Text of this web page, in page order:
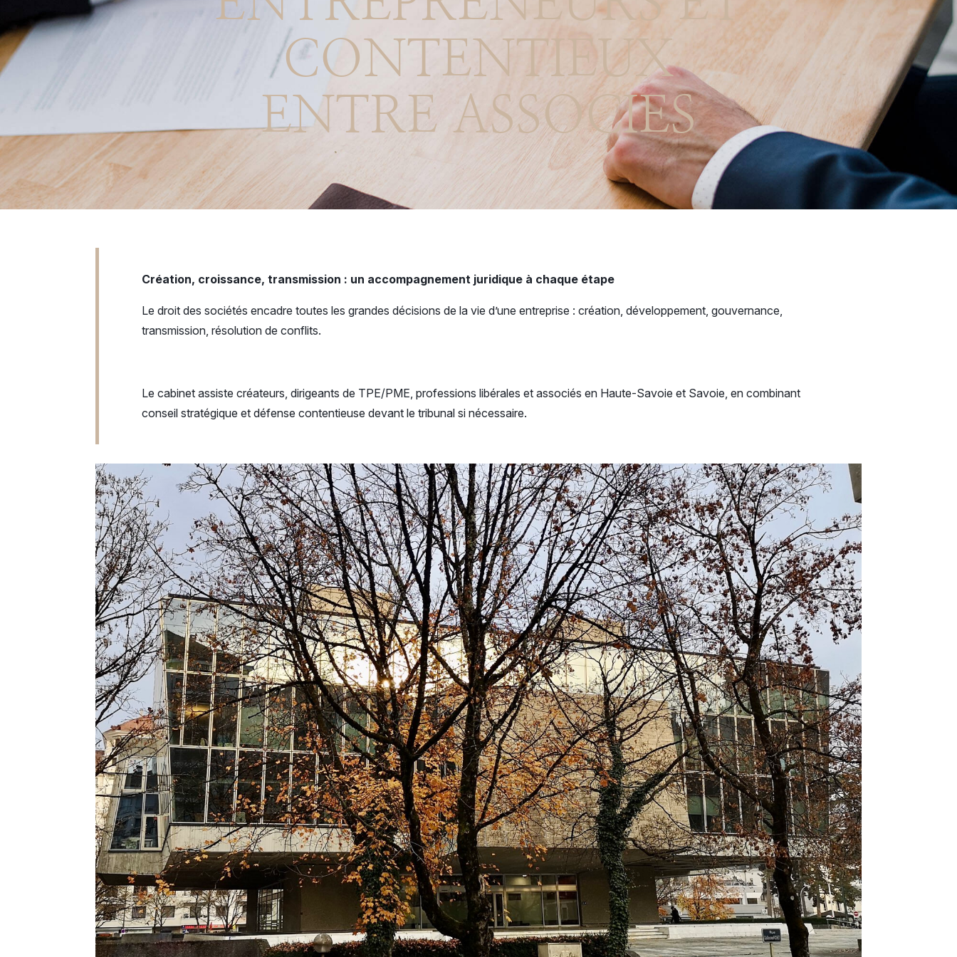
CONTENTIEUX
ENTRE ASSOCIES
Création, croissance, transmission : un accompagnement juridique à chaque étape
Le droit des sociétés encadre toutes les grandes décisions de la vie d’une entreprise : création, développement, gouvernance,
transmission, résolution de conflits.
Le cabinet assiste créateurs, dirigeants de TPE/PME, professions libérales et associés en Haute-Savoie et Savoie, en combinant
conseil stratégique et défense contentieuse devant le tribunal si nécessaire.